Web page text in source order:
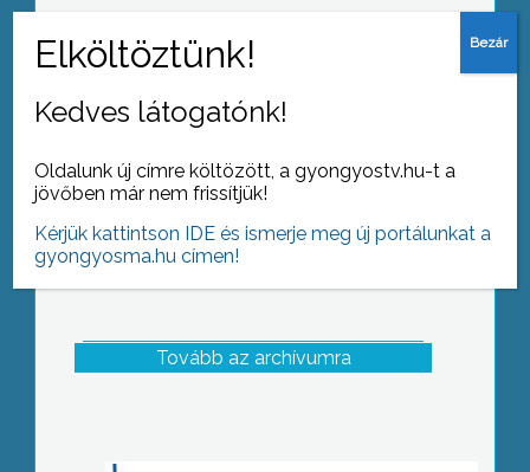
Nápolyi
Tovább az archívumra
Kedves látogatónk!
Oldalunk új címre költözött, a gyongyostv.hu-t a
jövőben már nem frissítjük!
Kérjük kattintson IDE és ismerje meg új portálunkat a
gyongyosma.hu címen!